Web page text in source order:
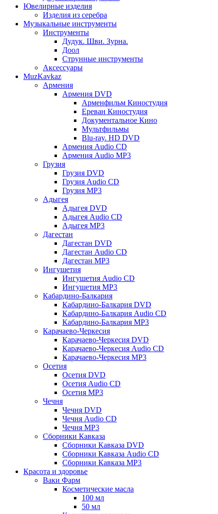
Ювелирные изделия
Изделия из серебра
Музыкальные инструменты
Инструменты
Дудук. Шви. Зурна.
Доол
Струнные инструменты
Аксессуары
MuzKavkaz
Армения
Армения DVD
Арменфильм Киностудия
Ереван Киностудия
Документальное Кино
Мультфильмы
Blu-ray. HD DVD
Армения Audio CD
Армения Audio MP3
Грузия
Грузия DVD
Грузия Audio CD
Грузия MP3
Адыгея
Адыгея DVD
Адыгея Audio CD
Адыгея MP3
Дагестан
Дагестан DVD
Дагестан Audio CD
Дагестан MP3
Ингушетия
Ингушетия Audio CD
Ингушетия MP3
Кабардино-Балкария
Кабардино-Балкария DVD
Кабардино-Балкария Audio CD
Кабардино-Балкария MP3
Карачаево-Черкесия
Карачаево-Черкесия DVD
Карачаево-Черкесия Audio CD
Карачаево-Черкесия MP3
Осетия
Осетия DVD
Осетия Audio CD
Осетия MP3
Чечня
Чечня DVD
Чечня Audio CD
Чечня MP3
Сборники Кавказа
Сборники Кавказа DVD
Сборники Кавказа Audio CD
Сборники Кавказа MP3
Красота и здоровье
Ваки Фарм
Косметические масла
100 мл
50 мл